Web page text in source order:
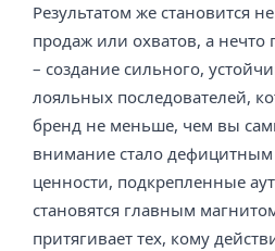
Результатом же становится
продаж или охватов, а нечто
– создание сильного,
лояльных последователей,
бренд не меньше, чем вы
внимание стало
ценности, подкрепленные
становятся главным
притягивает тех, кому